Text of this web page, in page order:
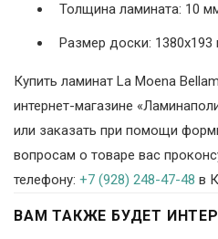
Толщина ламината: 10
Размер доски: 1380х193
Купить ламинат La Moena
интернет-магазине
или заказать при помощи
вопросам о товаре вас
телефону: +7 (928) 248-47-48 в
ВАМ ТАКЖЕ БУДЕТ